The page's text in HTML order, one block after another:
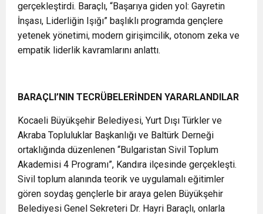
gerçekleştirdi. Baraçlı, “Başarıya giden yol: Gayretin
İnşası, Liderliğin Işığı” başlıklı programda gençlere
yetenek yönetimi, modern girişimcilik, otonom zeka ve
empatik liderlik kavramlarını anlattı.
BARAÇLI’NIN TECRÜBELERİNDEN YARARLANDILAR
Kocaeli Büyükşehir Belediyesi, Yurt Dışı Türkler ve
Akraba Topluluklar Başkanlığı ve Baltürk Derneği
ortaklığında düzenlenen “Bulgaristan Sivil Toplum
Akademisi 4 Programı”, Kandıra ilçesinde gerçekleşti.
Sivil toplum alanında teorik ve uygulamalı eğitimler
gören soydaş gençlerle bir araya gelen Büyükşehir
Belediyesi Genel Sekreteri Dr. Hayri Baraçlı, onlarla